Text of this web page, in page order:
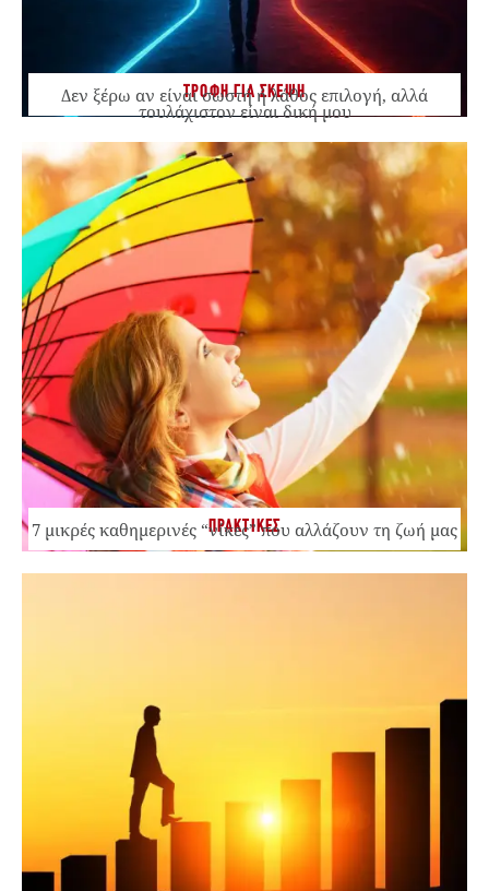
ΤΡΟΦΗ ΓΙΑ ΣΚΕΨΗ
Δεν ξέρω αν είναι σωστή ή λάθος επιλογή, αλλά
τουλάχιστον είναι δική μου
ΠΡΑΚΤΙΚΕΣ
7 μικρές καθημερινές “νίκες” που αλλάζουν τη ζωή μας